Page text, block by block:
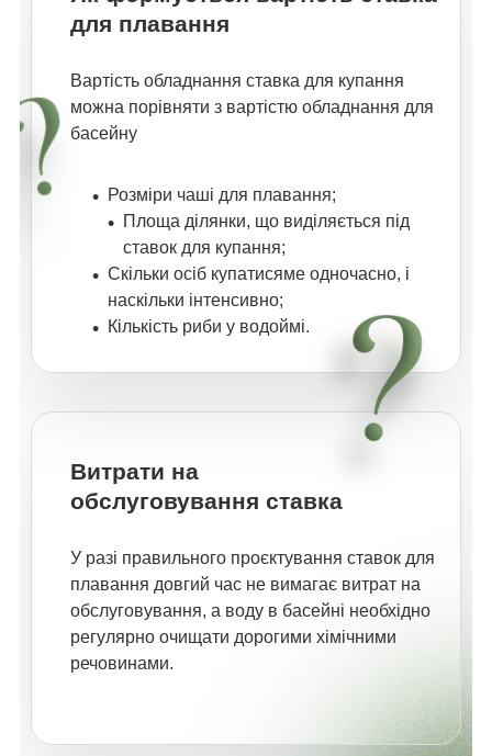
для плавання
Вартість обладнання ставка для купання
можна порівняти з вартістю обладнання для
басейну
Розміри чаші для плавання;
Площа ділянки, що виділяється під
ставок для купання;
Скільки осіб купатисяме одночасно, і
наскільки інтенсивно;
Кількість риби у водоймі.
Витрати на
обслуговування ставка
У разі правильного проєктування ставок для
плавання довгий час не вимагає витрат на
обслуговування, а воду в басейні необхідно
регулярно очищати дорогими хімічними
речовинами.